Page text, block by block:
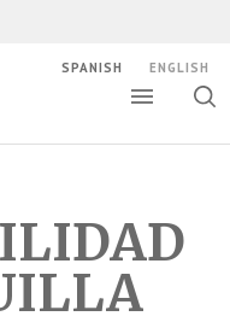
SPANISH ENGLISH